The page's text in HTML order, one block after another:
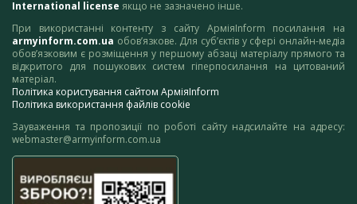
International license якщо не зазначено інше.
При використанні контенту з сайту АрміяInform посилання на
armyinform.com.ua обов’язкове. Для суб’єктів у сфері онлайн-медіа
обов’язковим є розміщення у першому абзаці матеріалу прямого та
відкритого для пошукових систем гіперпосилання на цитований
матеріал.
Політика користування сайтом АрміяInform
Політика використання файлів cookie
Зауваження та пропозиції по роботі сайту надсилайте на адресу:
webmaster@armyinform.com.ua